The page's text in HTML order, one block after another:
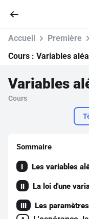
Accueil
Se connecter
Accueil Première
Cours : Variables
Variables
Cours
Sommaire
I Les variables
II La loi d'une
III Les